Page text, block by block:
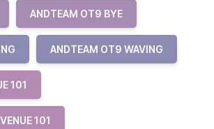
ANDTEAM OT9 BYE
ANDTEAM OT9 WAVING
101
101